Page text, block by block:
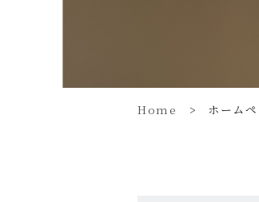
Home ホーム